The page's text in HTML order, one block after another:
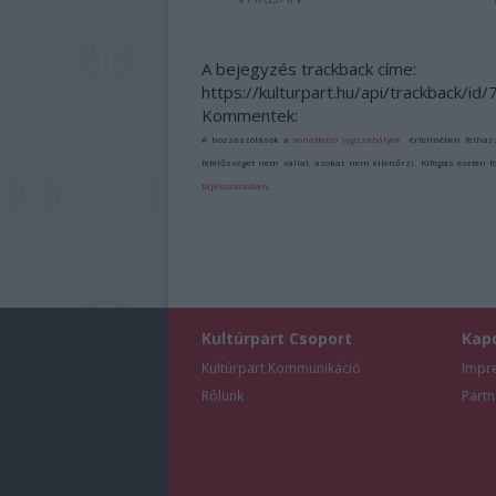
A bejegyzés trackback címe:
https://kulturpart.hu/api/trackback/id/
Kommentek:
A hozzászólások avonatkozó jogszabályok értelmében
felelősséget nem vállal, azokat nem ellenőrzi. Kifogás esetén
tájékoztatóban
Kultúrpart Csoport
Kultúrpart Kommunikáció
Rólunk